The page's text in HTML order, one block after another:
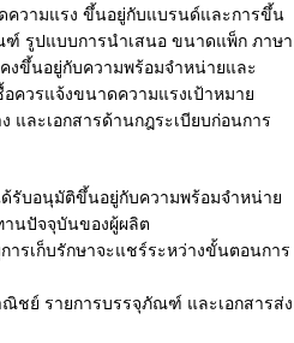
ความแรง ขึ้นอยู่กับแบรนด์และการขึ้น
รูปแบบการนำเสนอ ขนาดแพ็ก ภาษา
งขึ้นอยู่กับความพร้อมจำหน่ายและ
ควรแจ้งขนาดความแรงเป้าหมาย
และเอกสารด้านกฎระเบียบก่อนการ
รับอนุมัติขึ้นอยู่กับความพร้อมจำหน่าย
นปัจจุบันของผู้ผลิต
ารเก็บรักษาจะแชร์ระหว่างขั้นตอนการ
ชย์ รายการบรรจุภัณฑ์ และเอกสารส่ง